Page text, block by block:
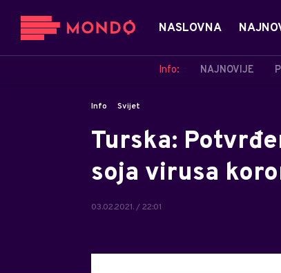
NASLOVNA
Info: NAJNOVIJE
Info Svijet
Turska:
soja virusa
03.02.2021. / 22:01